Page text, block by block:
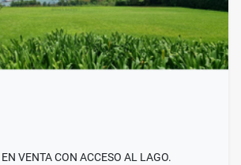
VENTA CON ACCESO AL LAGO.